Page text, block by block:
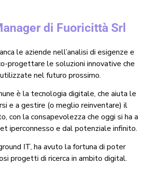
di Fuoricittà Srl
le aziende nell’analisi di esigenze e
progettare le soluzioni innovative che
nel futuro prossimo.
è la tecnologia digitale, che aiuta le
e a gestire (o meglio reinventare) il
con la consapevolezza che oggi si ha a
iperconnesso e dal potenziale infinito.
IT, ha avuto la fortuna di poter
progetti di ricerca in ambito digital.